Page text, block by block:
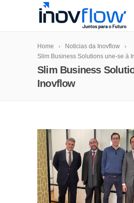
Home
Noticias da Inovflow
Slim Business Solutions une-se à
Slim Business
Inovflow